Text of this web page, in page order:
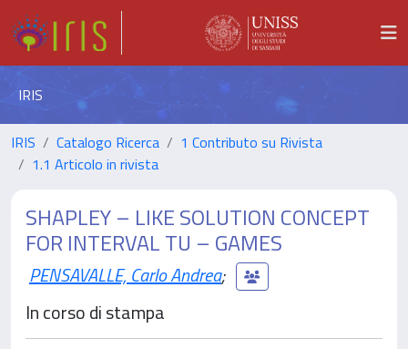
IRIS
IRIS Catalogo Ricerca
1 Contributo su Rivista
1.1 Articolo in rivista
SHAPLEY – LIKE SOLUTION CONCEPT
FOR INTERVAL TU – GAMES
PENSAVALLE, Carlo Andrea;
In corso di stampa